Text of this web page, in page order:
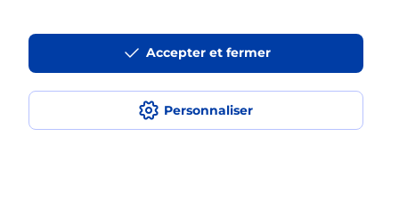
Personnaliser
Accepter et fermer
Aude
ST NAZAIRE D AUDE
SAINT NAZAIRE D AUDE
Acheter un smartphone Samsung